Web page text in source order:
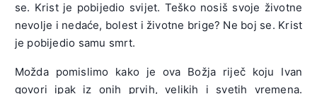
se. Krist je pobijedio svijet. Teško nosiš svoje životne
nevolje i nedaće, bolest i životne brige? Ne boj se. Krist
je pobijedio samu smrt.
Možda pomislimo kako je ova Božja riječ koju Ivan
govori ipak iz onih prvih, velikih i svetih vremena.